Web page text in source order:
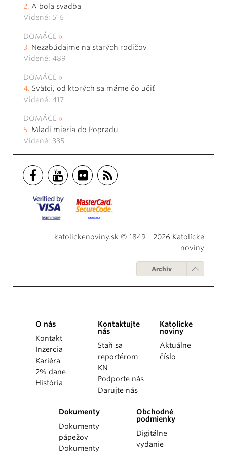
A bola svadba
Videné: 516
DOMÁCE
Nezabúdajme na starých rodičov
Videné: 489
DOMÁCE
Svätci, od ktorých sa máme čo učiť
Videné: 417
DOMÁCE
Mladí mieria do Popradu
Videné: 335
katolickenoviny.sk © 1849 - 2026 Katolícke
noviny
Archív
O nás
Kontakt
Inzercia
Kariéra
2% dane
História
Kontaktujte
nás
Staň sa
reportérom
KN
Podporte nás
Darujte nás
Katolícke
noviny
Aktuálne
číslo
Dokumenty
Dokumenty
pápežov
Dokumenty
Obchodné
podmienky
Digitálne
vydanie